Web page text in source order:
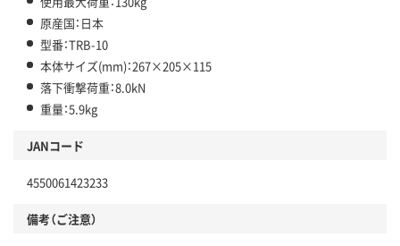
原産国：日本
型番：TRB-10
本体サイズ(mm)：267×205×115
落下衝撃荷重：8.0kN
重量：5.9kg
JANコード
4550061423233
備考（ご注意）